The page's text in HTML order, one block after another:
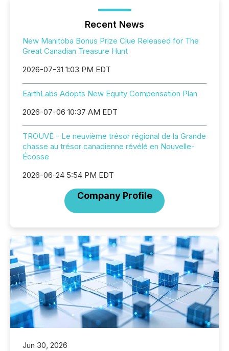
Recent News
New Manitoba Bonus Prize Clue Released for The
Great Canadian Treasure Hunt
2026-07-31 1:03 PM EDT
EarthLabs Adopts New Equity Compensation Plan
2026-07-06 10:37 AM EDT
TROUVÉ - Le neuvième trésor régional de la Grande
chasse au trésor canadienne révélé en Nouvelle-
Écosse
2026-06-24 5:54 PM EDT
Company Profile
Jun 30, 2026